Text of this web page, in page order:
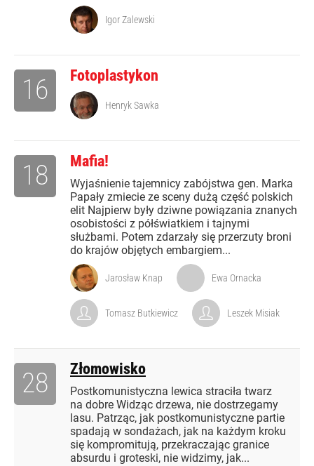
Igor Zalewski
Fotoplastykon
16 Henryk Sawka
Mafia!
Wyjaśnienie tajemnicy zabójstwa gen. Marka
Papały zmiecie ze sceny dużą część polskich
elit Najpierw były dziwne powiązania znanych
osobistości z półświatkiem i tajnymi
służbami. Potem zdarzały się przerzuty broni
do krajów objętych embargiem...
18
Jarosław Knap Ewa Ornacka
Tomasz Butkiewicz Leszek Misiak
Złomowisko
Postkomunistyczna lewica straciła twarz
na dobre Widząc drzewa, nie dostrzegamy
lasu. Patrząc, jak postkomunistyczne partie
spadają w sondażach, jak na każdym kroku
się kompromitują, przekraczając granice
absurdu i groteski, nie widzimy, jak...
28